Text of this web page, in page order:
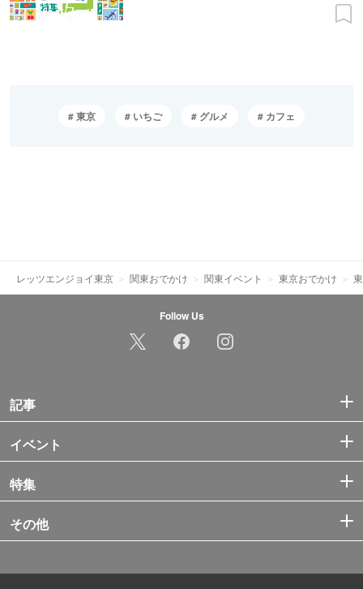
東京 いちご グルメ カフェ
レッツエンジョイ東京 関東おでかけ 関東イベント 東京おでかけ
Follow Us
記事
イベント
特集
その他